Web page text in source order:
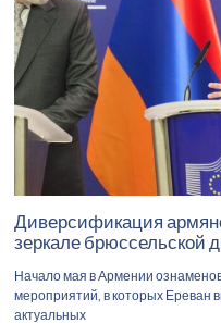
Диверсификация
зеркале брюссельской
Начало мая в Армении
мероприятий, в которых Ереван
актуальных